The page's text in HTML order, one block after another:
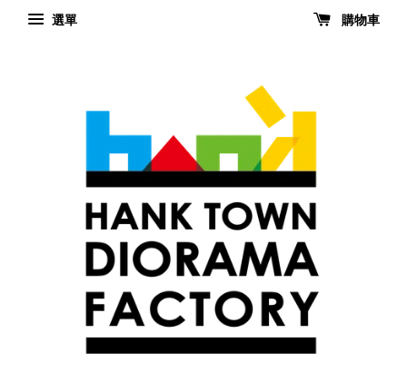
選單 購物車